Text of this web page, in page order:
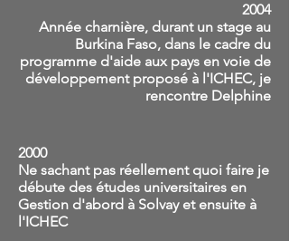
2000
Ne sachant pas réellement quoi faire je
débute des études universitaires en
Gestion d'abord à Solvay et ensuite à
l'ICHEC
2004
Année charnière, durant un stage au
Burkina Faso, dans le cadre du
programme d'aide aux pays en voie de
développement proposé à l'ICHEC, je
rencontre Delphine